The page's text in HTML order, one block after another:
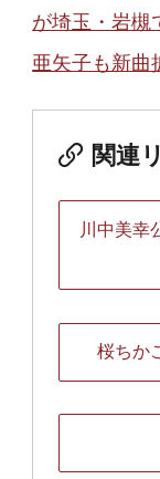
が埼玉・岩
亜矢子も新曲
関連
川中美幸
桜ちか